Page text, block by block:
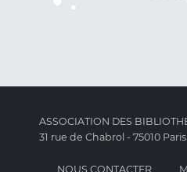
ASSOCIATION DES
31 rue de Chabrol - 75010 Paris
NOUS CONTACTER